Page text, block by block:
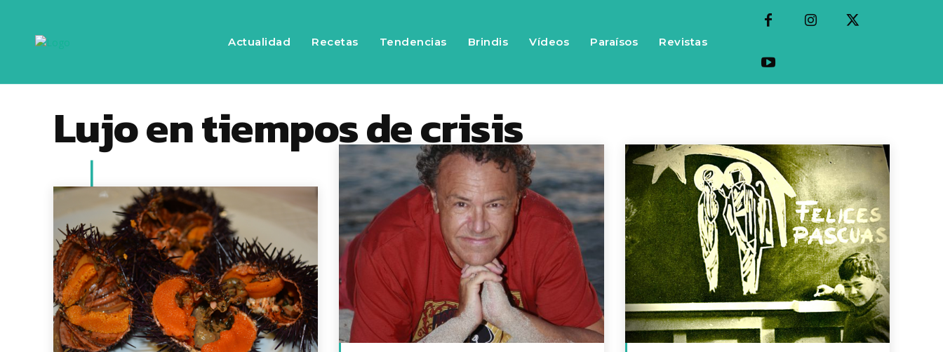
Actualidad Recetas Tendencias Brindis Vídeos Paraísos Revistas
Lujo en tiempos de crisis